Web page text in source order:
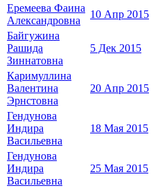
Еремеева Фаина
Александровна
10 Апр 2015
Байгужина
Рашида
Зиннатовна
5 Дек 2015
Каримуллина
Валентина
Эрнстовна
20 Апр 2015
Гендунова
Индира
Васильевна
18 Мая 2015
Гендунова
Индира
Васильевна
25 Мая 2015